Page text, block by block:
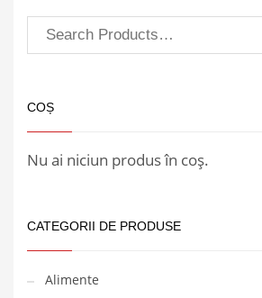
COȘ
Nu ai niciun produs în coș.
CATEGORII DE PRODUSE
Alimente